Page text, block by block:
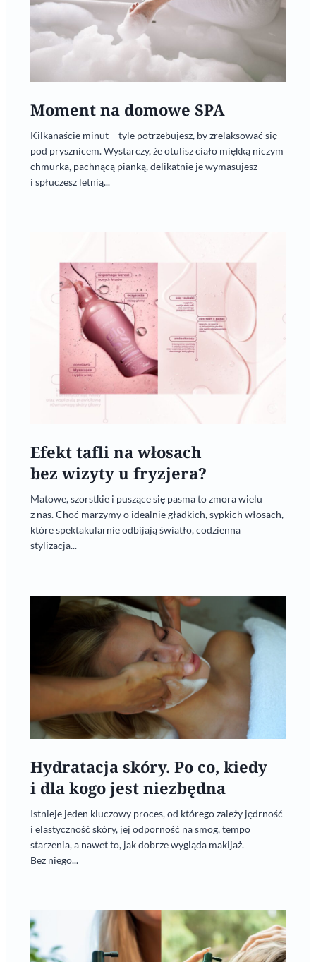
Moment na domowe SPA
Kilkanaście minut – tyle potrzebujesz, by zrelaksować się
pod prysznicem. Wystarczy, że otulisz ciało miękką niczym
chmurka, pachnącą pianką, delikatnie je wymasujesz
i spłuczesz letnią...
Efekt tafli na włosach
bez wizyty u fryzjera?
Matowe, szorstkie i puszące się pasma to zmora wielu
z nas. Choć marzymy o idealnie gładkich, sypkich włosach,
które spektakularnie odbijają światło, codzienna
stylizacja...
Hydratacja skóry. Po co, kiedy
i dla kogo jest niezbędna
Istnieje jeden kluczowy proces, od którego zależy jędrność
i elastyczność skóry, jej odporność na smog, tempo
starzenia, a nawet to, jak dobrze wygląda makijaż.
Bez niego...